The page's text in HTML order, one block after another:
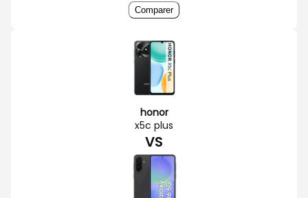
Comparer
honor
x5c plus
VS